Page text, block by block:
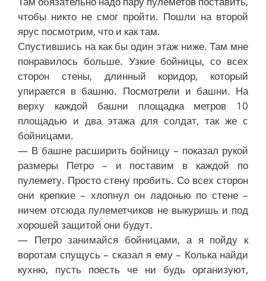
чтобы никто не смог пройти. Пошли на второй
ярус посмотрим, что и как там.
Спустившись на как бы один этаж ниже. Там мне
понравилось больше. Узкие бойницы, со всех
сторон стены, длинный коридор, который
упирается в башню. Посмотрели и башни. На
верху каждой башни площадка метров 10
площадью и два этажа для солдат, так же с
бойницами.
— В башне расширить бойницу – показал рукой
размеры Петро – и поставим в каждой по
пулемету. Просто стену пробить. Со всех сторон
они крепкие – хлопнул он ладонью по стене –
ничем отсюда пулеметчиков не выкуришь и под
хорошей защитой они будут.
— Петро занимайся бойницами, а я пойду к
воротам спущусь – сказал я ему – Колька найди
кухню, пусть поесть че ни будь организуют,